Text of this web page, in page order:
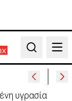
Search
υγρασία